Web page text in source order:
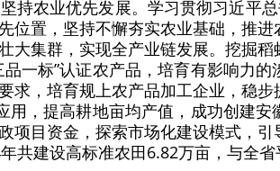
持农业优先发展。学习贯彻习近平
位置，坚持不懈夯实农业基础，推
大集群，实现全产业链发展。挖掘
一标”认证农产品，培育有影响力的
要求，培育规上农产品加工企业，稳
用，提高耕地亩均产值，成功创建
项目资金，探索市场化建设模式，
共建设高标准农田6.82万亩，与全省